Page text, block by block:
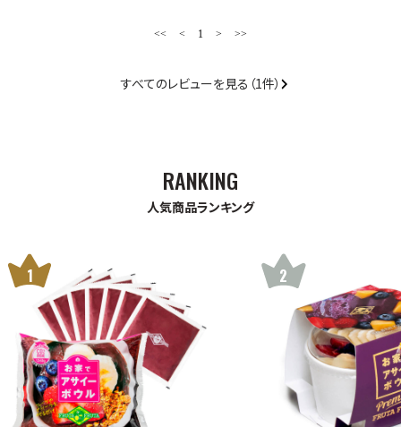
<< < 1 > >>
すべてのレビューを見る（1件）
人気商品ランキング